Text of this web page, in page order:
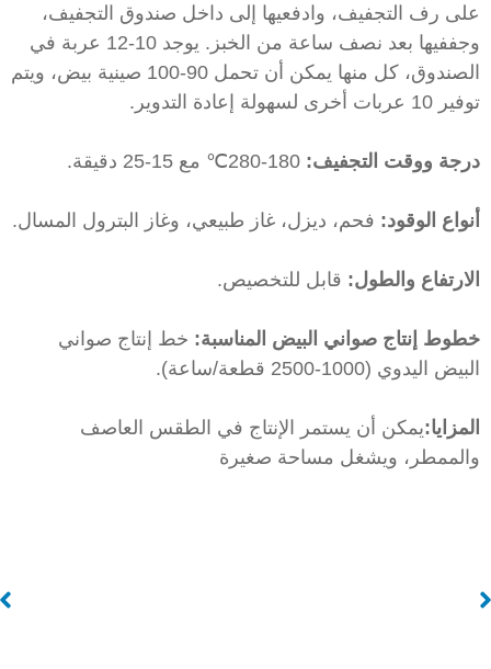
رف التجفيف، وادفعيها إلى داخل صندوق التجفيف،
وجففيها بعد نصف ساعة من الخبز. يوجد 10-12 عربة في
الصندوق، كل منها يمكن أن تحمل 90-100 صينية بيض، ويتم
عربات أخرى لسهولة إعادة التدوير.
ووقت التجفيف:180-280℃ مع 15-25 دقيقة.
الوقود:فحم، ديزل، غاز طبيعي، وغاز البترول المسال.
والطول: قابل للتخصيص.
إنتاج صواني البيض المناسبة:خط إنتاج صواني
اليدوي (1000-2500 قطعة/ساعة).
يمكن أن يستمر الإنتاج في الطقس العاصف
ويشغل مساحة صغيرة